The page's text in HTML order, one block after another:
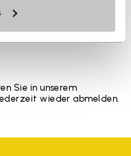
meiner
Sie in unserem
wieder abmelden.